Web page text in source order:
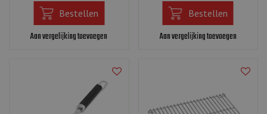
Bestellen
Aan vergelijking toevoegen
Bestellen
Aan vergelijking toevoegen